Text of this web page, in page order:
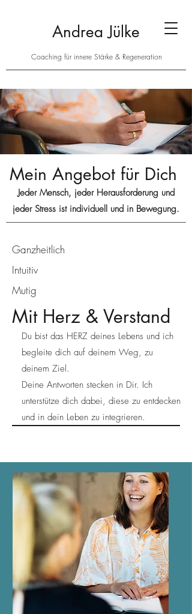
AndreaJülke
Coaching für innere Stärke & Regeneration
Mein Angebot für Dich
Jeder Mensch, jeder Herausforderung und
jeder Stress ist individuell und in Bewegung.
Ganzheitlich
Intuitiv
Mutig
Mit Herz & Verstand
Du bist das HERZ deines Lebens und ich
begleite dich auf deinem Weg, zu
deinem Ziel.
Deine Antworten stecken in Dir. Ich
unterstütze dich dabei, diese zu entdecken
und in dein Leben zu integrieren.